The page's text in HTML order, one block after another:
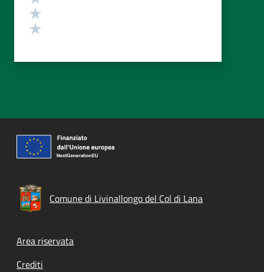
Comune di Livinallongo del Col di Lana
Footer menu
Area riservata
Crediti